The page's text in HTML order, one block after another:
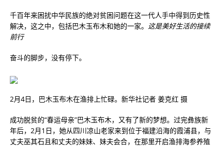
千百年来困扰中华民族的绝对贫困问题在这一代人手中得到历史性
解决，这之中，包括巴木玉布木和她的一家。 这是美好生活的接续
前行
奋斗的脚步，没有停下。
2月4日，巴木玉布木在渔排上忙碌。新华社记者 姜克红 摄
成功脱贫的“春运母亲”巴木玉布木，又有了新的梦想。过完彝族新
年后，2月1日，她从四川凉山老家来到位于福建沿海的霞浦县，与
丈夫巫其石且和丈夫的妹妹、妹夫会合，在那里开启渔排海参养殖